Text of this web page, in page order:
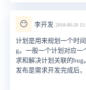
😶 李开发 2018-06-20
计划是用来规划一个时
g。一般一个计划对应一
求和解决计划关联的bug。
发布是需求开发完成后